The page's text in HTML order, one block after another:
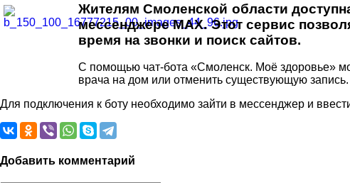
Жителям Смоленской области
мессенджере MAX. Этот сервис
время на звонки и поиск сайтов.
С помощью чат-бота «Смоленск. Моё здоровье»
врача на дом или отменить существующую
Для подключения к боту необходимо зайти в мессенджер и
Добавить комментарий